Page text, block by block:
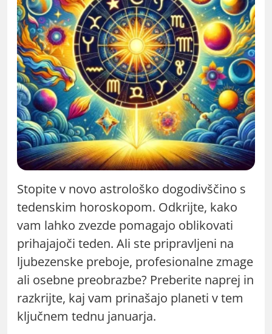
Stopite v novo astrološko dogodivščino s
tedenskim horoskopom. Odkrijte, kako
vam lahko zvezde pomagajo oblikovati
prihajajoči teden. Ali ste pripravljeni na
ljubezenske preboje, profesionalne zmage
ali osebne preobrazbe? Preberite naprej in
razkrijte, kaj vam prinašajo planeti v tem
ključnem tednu januarja.